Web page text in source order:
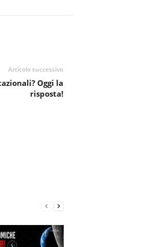
Articolo successivo
Oggi la
risposta!